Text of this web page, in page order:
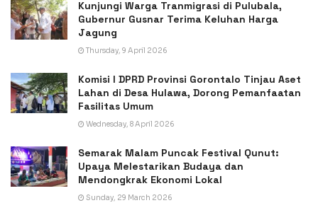
Kunjungi Warga Tranmigrasi di Pulubala,
Gubernur Gusnar Terima Keluhan Harga
Jagung
Thursday, 9 April 2026
Komisi I DPRD Provinsi Gorontalo Tinjau Aset
Lahan di Desa Hulawa, Dorong Pemanfaatan
Fasilitas Umum
Wednesday, 8 April 2026
Semarak Malam Puncak Festival Qunut:
Upaya Melestarikan Budaya dan
Mendongkrak Ekonomi Lokal
Sunday, 29 March 2026